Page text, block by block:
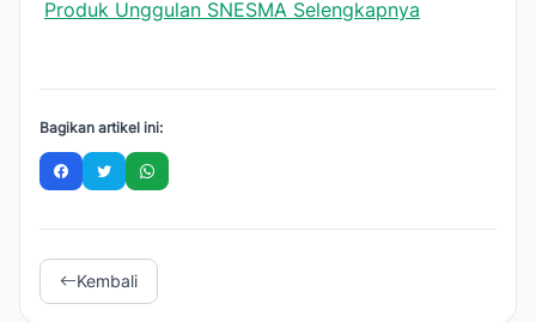
Produk Unggulan SNESMA Selengkapnya
Bagikan artikel ini:
Kembali